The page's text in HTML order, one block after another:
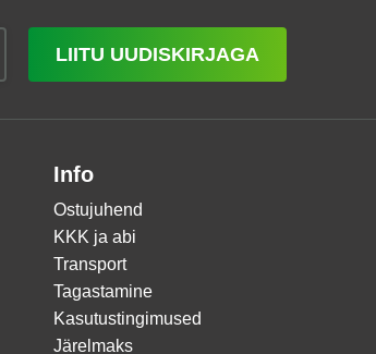
LIITU UUDISKIRJAGA
Info
Ostujuhend
KKK ja abi
Transport
Tagastamine
Kasutustingimused
Järelmaks